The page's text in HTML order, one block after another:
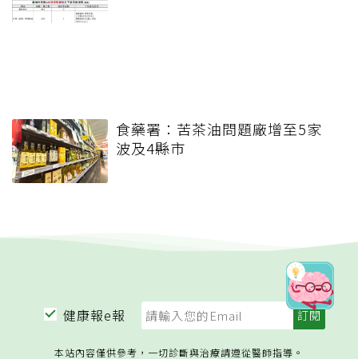
食藥署：苦茶油問題廠增至5家
波及4縣市
健康報e報
本站內容僅供參考，一切診斷與治療請遵從醫師指導。